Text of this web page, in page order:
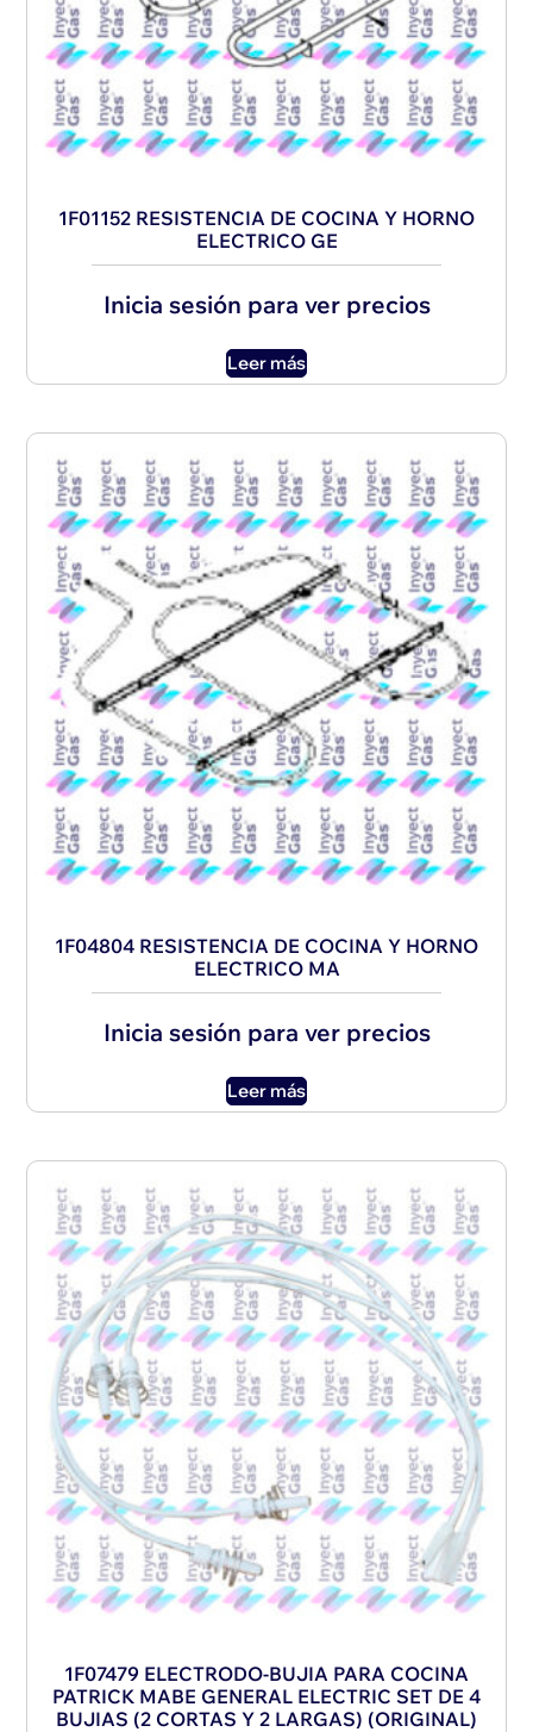
1F01152 RESISTENCIA DE COCINA Y HORNO
ELECTRICO GE
Inicia sesión para ver precios
Leer más
1F04804 RESISTENCIA DE COCINA Y HORNO
ELECTRICO MA
Inicia sesión para ver precios
Leer más
1F07479 ELECTRODO-BUJIA PARA COCINA
PATRICK MABE GENERAL ELECTRIC SET DE 4
BUJIAS (2 CORTAS Y 2 LARGAS) (ORIGINAL)